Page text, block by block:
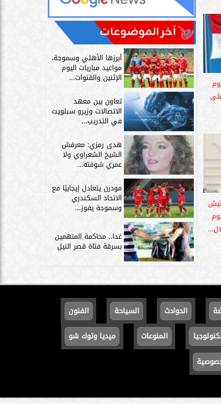
200% على
آخر الموضوعات
أبرزها الأهلي وسموحة،
مواعيد مباريات اليوم
الإثنين والقنوات...
تعاون بين معهد
الاتصالات وزيرو سبلويت
في التدريب...
هدى رمزي: معرفش
الشيخ الشعراوي ولا
عمري شوفته...
مودرن يتعادل إيجابيًا مع
الاتحاد السكندري
وسموحة يفوز...
غدا.. محاكمة المتهمين
بسرقة فتاة قصر النيل
الحوادث السياحة
الفنون
المنوعات
ميديا وتوك شو